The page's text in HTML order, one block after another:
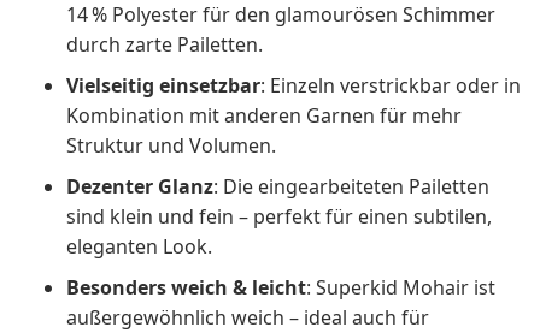
14 % Polyester für den glamourösen Schimmer
durch zarte Pailetten.
Vielseitig einsetzbar: Einzeln verstrickbar oder in
Kombination mit anderen Garnen für mehr
Struktur und Volumen.
Dezenter Glanz: Die eingearbeiteten Pailetten
sind klein und fein – perfekt für einen subtilen,
eleganten Look.
Besonders weich & leicht: Superkid Mohair ist
außergewöhnlich weich – ideal auch für